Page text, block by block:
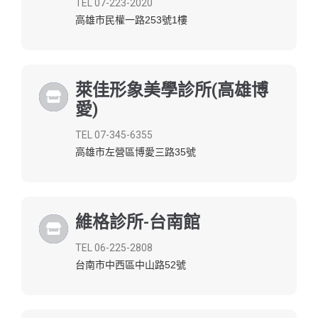
TEL 07-223-2020
高雄市民權一路253號1樓
萊佳形象美學診所(高雄博
愛)
TEL 07-345-6355
高雄市左營區博愛三路35號
維格診所-台南館
TEL 06-225-2808
台南市中西區中山路52號